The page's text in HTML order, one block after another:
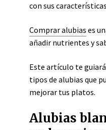
con sus
Comprar alubias es
añadir nutrientes y
Este artículo te
tipos de alubias que
mejorar tus platos.
Alubias